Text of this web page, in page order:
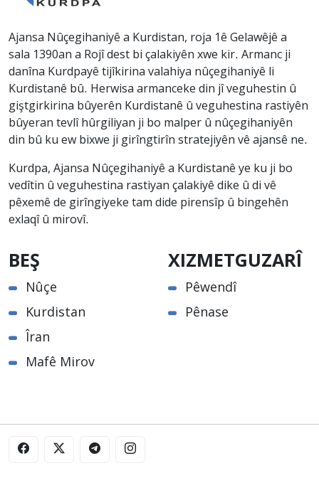
Ajansa Nûçegihaniyê a Kurdistan, roja 1ê Gelawêjê a
sala 1390an a Rojî dest bi çalakiyên xwe kir. Armanc ji
danîna Kurdpayê tijîkirina valahiya nûçegihaniyê li
Kurdistanê bû. Herwisa armanceke din jî veguhestin û
giştgirkirina bûyerên Kurdistanê û veguhestina rastiyên
bûyeran tevlî hûrgiliyan ji bo malper û nûçegihaniyên
din bû ku ew bixwe ji girîngtirîn stratejiyên vê ajansê ne.
Kurdpa, Ajansa Nûçegihaniyê a Kurdistanê ye ku ji bo
vedîtin û veguhestina rastiyan çalakiyê dike û di vê
pêxemê de girîngiyeke tam dide pirensîp û bingehên
exlaqî û mirovî.
BEŞ
Nûçe
Kurdistan
Îran
Mafê Mirov
XIZMETGUZARÎ
Pêwendî
Pênase